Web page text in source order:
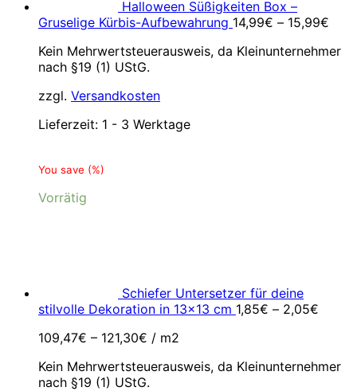
Halloween Süßigkeiten Box –
Gruselige Kürbis-Aufbewahrung 14,99€ – 15,99€
Kein Mehrwertsteuerausweis, da Kleinunternehmer
nach §19 (1) UStG.
zzgl. Versandkosten
Lieferzeit: 1 - 3 Werktage
You save (%)
Vorrätig
Schiefer Untersetzer für deine
stilvolle Dekoration in 13x13 cm 1,85€ – 2,05€
109,47€ – 121,30€ / m2
Kein Mehrwertsteuerausweis, da Kleinunternehmer
nach §19 (1) UStG.